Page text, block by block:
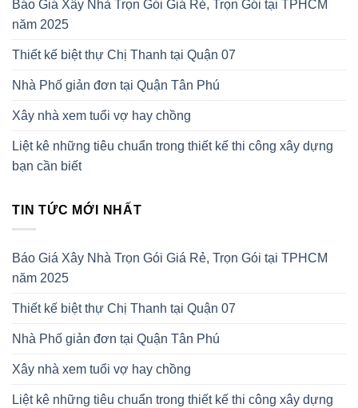
Báo Giá Xây Nhà Trọn Gói Giá Rẻ, Trọn Gói tại TPHCM
năm 2025
Thiết kế biệt thự Chị Thanh tại Quận 07
Nhà Phố giản đơn tại Quận Tân Phú
Xây nhà xem tuổi vợ hay chồng
Liệt kê những tiêu chuẩn trong thiết kế thi công xây dựng
bạn cần biết
TIN TỨC MỚI NHẤT
Báo Giá Xây Nhà Trọn Gói Giá Rẻ, Trọn Gói tại TPHCM
năm 2025
Thiết kế biệt thự Chị Thanh tại Quận 07
Nhà Phố giản đơn tại Quận Tân Phú
Xây nhà xem tuổi vợ hay chồng
Liệt kê những tiêu chuẩn trong thiết kế thi công xây dựng